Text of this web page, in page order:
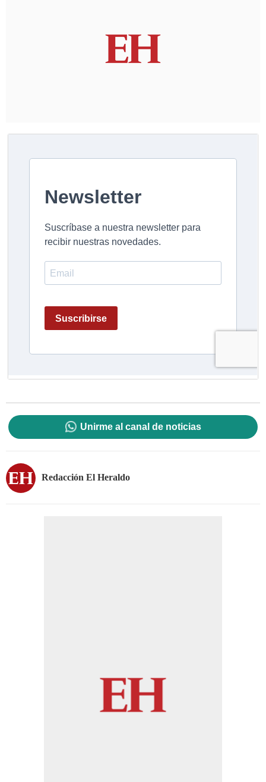
Unirme al canal de noticias
Redacción El Heraldo